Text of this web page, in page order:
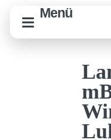
Inhalt
Menü